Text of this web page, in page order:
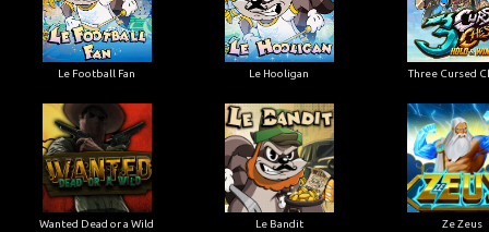
Le Football Fan Le Hooligan Three Cursed
Wanted Dead or a Wild Le Bandit Ze Zeus